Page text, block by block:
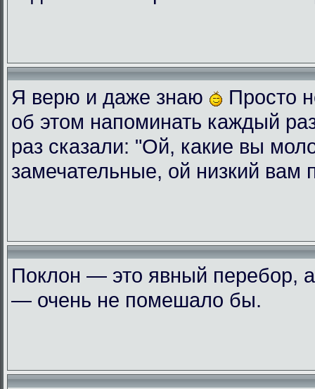
Я верю и даже знаю
Просто
об этом напоминать каждый
раз сказали: "Ой, какие вы
замечательные, ой низкий вам
Поклон — это явный перебор,
— очень не помешало бы.